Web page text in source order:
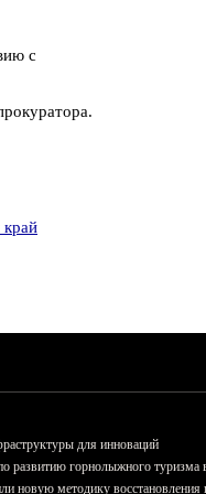
с
край
для инноваций
развитию горнолыжного туризма
новую методику восстановления